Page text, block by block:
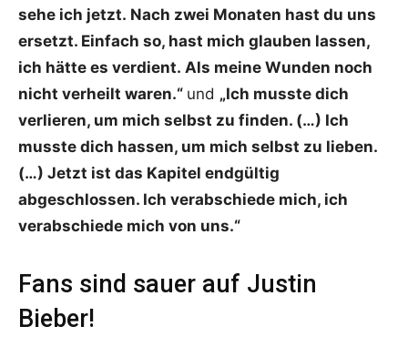
sehe ich jetzt. Nach zwei Monaten hast du uns
ersetzt. Einfach so, hast mich glauben lassen,
ich hätte es verdient. Als meine Wunden noch
nicht verheilt waren.“ und „Ich musste dich
verlieren, um mich selbst zu finden. (…) Ich
musste dich hassen, um mich selbst zu lieben.
(…) Jetzt ist das Kapitel endgültig
abgeschlossen. Ich verabschiede mich, ich
verabschiede mich von uns.“
Fans sind sauer auf Justin
Bieber!